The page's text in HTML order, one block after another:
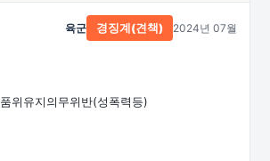
품위유지의무위반(성폭력등)
육군 경징계(견책) 2024년 07월